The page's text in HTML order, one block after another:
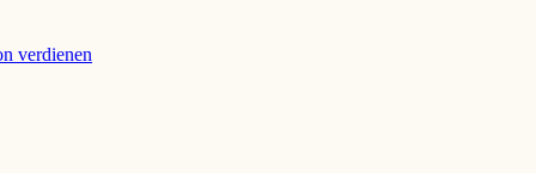
verdienen